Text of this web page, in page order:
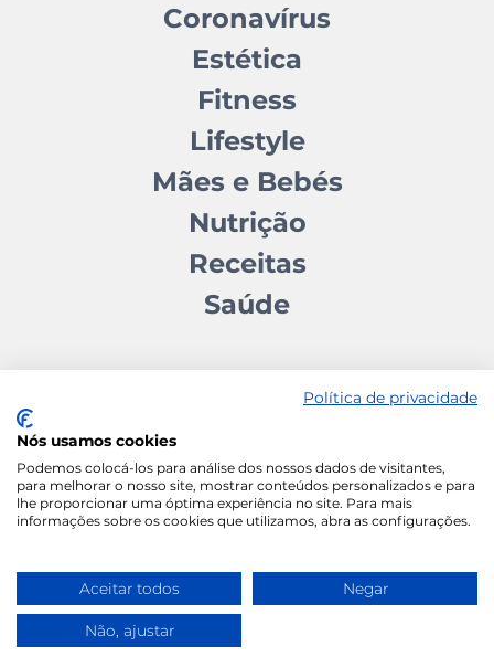
Coronavírus
Estética
Fitness
Lifestyle
Mães e Bebés
Nutrição
Receitas
Saúde
Contactos Quem somos Autores
Estatuto Editorial
Ficha Técnica
Manifesto
Política de Privacidade
Vida Ativa
Reserved
Política de privacidade
Nós usamos cookies
Podemos colocá-los para análise dos nossos dados de visitantes,
para melhorar o nosso site, mostrar conteúdos personalizados e para
lhe proporcionar uma óptima experiência no site. Para mais
informações sobre os cookies que utilizamos, abra as configurações.
Aceitar todos Negar
Não, ajustar